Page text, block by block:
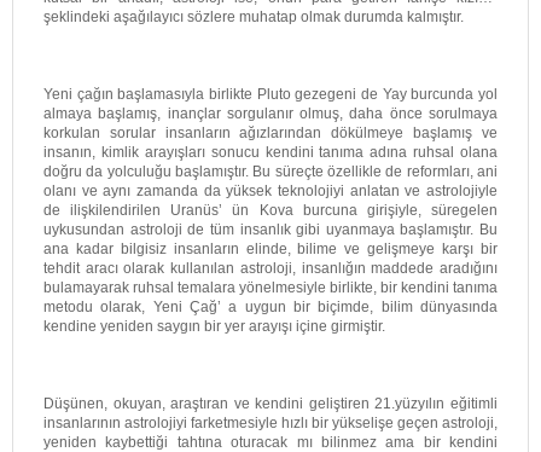
şeklindeki aşağılayıcı sözlere muhatap olmak durumda kalmıştır.
Yeni çağın başlamasıyla birlikte Pluto gezegeni de Yay burcunda yol
almaya başlamış, inançlar sorgulanır olmuş, daha önce sorulmaya
korkulan sorular insanların ağızlarından dökülmeye başlamış ve
insanın, kimlik arayışları sonucu kendini tanıma adına ruhsal olana
doğru da yolculuğu başlamıştır. Bu süreçte özellikle de reformları, ani
olanı ve aynı zamanda da yüksek teknolojiyi anlatan ve astrolojiyle
de ilişkilendirilen Uranüs’ ün Kova burcuna girişiyle, süregelen
uykusundan astroloji de tüm insanlık gibi uyanmaya başlamıştır. Bu
ana kadar bilgisiz insanların elinde, bilime ve gelişmeye karşı bir
tehdit aracı olarak kullanılan astroloji, insanlığın maddede aradığını
bulamayarak ruhsal temalara yönelmesiyle birlikte, bir kendini tanıma
metodu olarak, Yeni Çağ’ a uygun bir biçimde, bilim dünyasında
kendine yeniden saygın bir yer arayışı içine girmiştir.
Düşünen, okuyan, araştıran ve kendini geliştiren 21.yüzyılın eğitimli
insanlarının astrolojiyi farketmesiyle hızlı bir yükselişe geçen astroloji,
yeniden kaybettiği tahtına oturacak mı bilinmez ama bir kendini